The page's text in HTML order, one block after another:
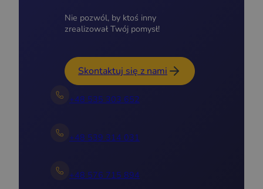
Nie pozwól, by ktoś inny
zrealizował Twój pomysł!
Skontaktuj się z nami
+48 535 303 652
+48 539 314 031
+48 576 715 894